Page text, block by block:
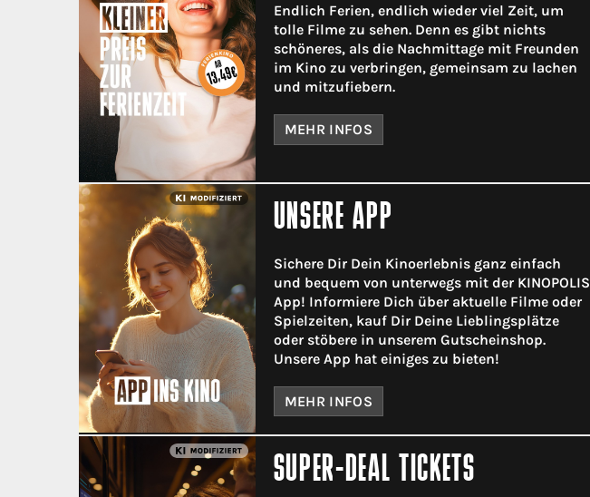
Endlich Ferien, endlich wieder viel Zeit, um
tolle Filme zu sehen. Denn es gibt nichts
schöneres, als die Nachmittage mit Freunden
im Kino zu verbringen, gemeinsam zu lachen
und mitzufiebern.
MEHR INFOS
UNSERE APP
Sichere Dir Dein Kinoerlebnis ganz einfach
und bequem von unterwegs mit der KINOPOLIS
App! Informiere Dich über aktuelle Filme oder
Spielzeiten, kauf Dir Deine Lieblingsplätze
oder stöbere in unserem Gutscheinshop.
Unsere App hat einiges zu bieten!
MEHR INFOS
SUPER-DEAL TICKETS